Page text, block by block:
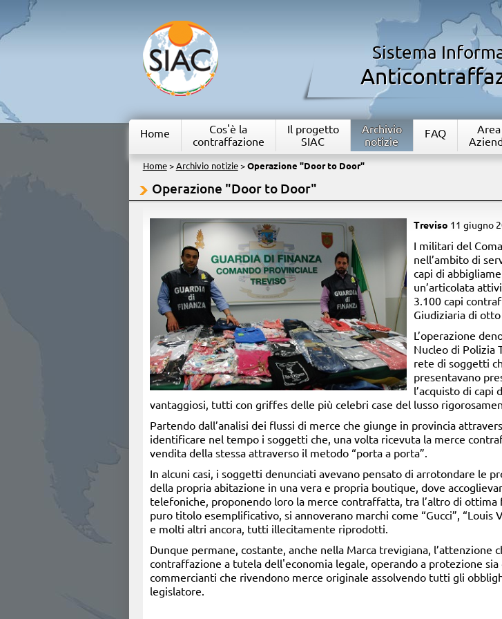
Sistema
Home
Cos'è la
contraffazione
Il progetto
SIAC
Archivio
notizie
FAQ
Area
Home> Archivio notizie> Operazione "Door to Door"
Operazione "Door to Door"
Treviso 11 giugno
​I militari del
nell’ambito di
capi di
un’articolata
3.100 capi
Giudiziaria di
L’operazione
Nucleo di Polizia
rete di soggetti
presentavano
l’acquisto di capi
vantaggiosi, tutti con griffes delle più celebri case del lusso
Partendo dall’analisi dei flussi di merce che giunge in provincia
identificare nel tempo i soggetti che, una volta ricevuta la merce
vendita della stessa attraverso il metodo “porta a porta”.
In alcuni casi, i soggetti denunciati avevano pensato di arrotondare le
della propria abitazione in una vera e propria boutique, dove
telefoniche, proponendo loro la merce contraffatta, tra l’altro di
puro titolo esemplificativo, si annoverano marchi come “Gucci”, “Louis
e molti altri ancora, tutti illecitamente riprodotti.
Dunque permane, costante, anche nella Marca trevigiana, l’attenzione
contraffazione a tutela dell'economia legale, operando a protezione
commercianti che rivendono merce originale assolvendo tutti gli
legislatore.